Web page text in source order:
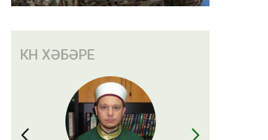
КӨН ХӘБӘРЕ